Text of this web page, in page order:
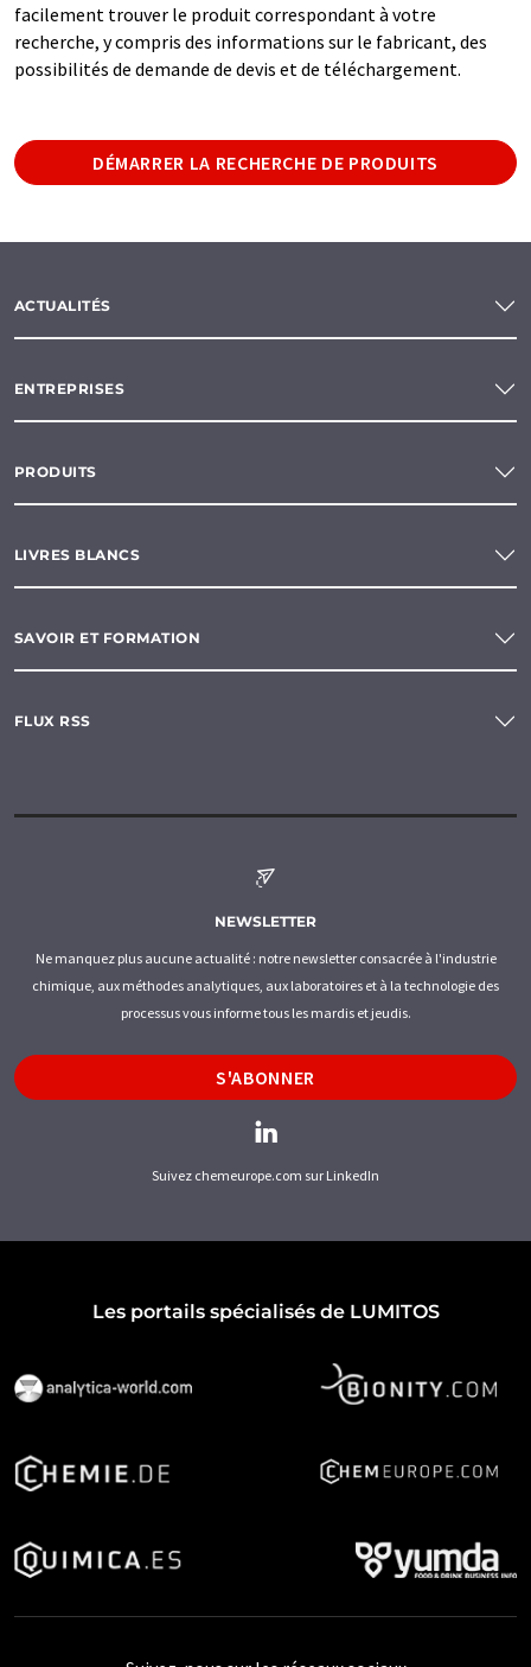
facilement trouver le produit correspondant à votre
recherche, y compris des informations sur le fabricant, des
possibilités de demande de devis et de téléchargement.
DÉMARRER LA RECHERCHE DE PRODUITS
ACTUALITÉS
ENTREPRISES
PRODUITS
LIVRES BLANCS
SAVOIR ET FORMATION
FLUX RSS
NEWSLETTER
Ne manquez plus aucune actualité : notre newsletter consacrée à l'industrie
chimique, aux méthodes analytiques, aux laboratoires et à la technologie des
processus vous informe tous les mardis et jeudis.
S'ABONNER
Suivez chemeurope.com sur LinkedIn
Les portails spécialisés de LUMITOS